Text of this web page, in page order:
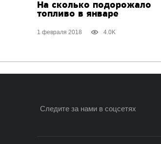
На сколько подорожало
топливо в январе
1 февраля 2018 4.0K
Следите за намив соцсетях